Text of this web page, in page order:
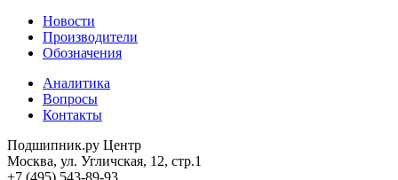
Новости
Производители
Обозначения
Аналитика
Вопросы
Контакты
Подшипник.ру Центр
Москва, ул. Угличская, 12, стр.1